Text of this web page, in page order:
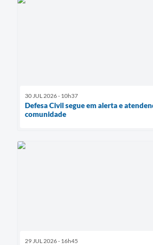
30 JUL 2026 - 10h37
Defesa Civil segue em alerta e
comunidade
29 JUL 2026 - 16h45